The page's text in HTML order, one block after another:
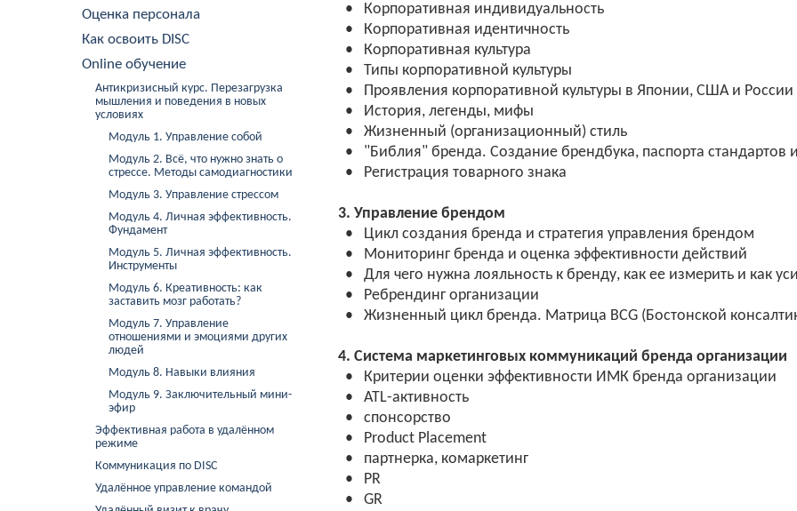
Оценка персонала
Как освоить DISC
Online обучение
Антикризисный курс. Перезагрузка
мышления и поведения в новых
условиях
Модуль 1. Управление собой
Модуль 2. Всё, что нужно знать о
стрессе. Методы самодиагностики
Модуль 3. Управление стрессом
Модуль 4. Личная эффективность.
Фундамент
Модуль 5. Личная эффективность.
Инструменты
Модуль 6. Креативность: как
заставить мозг работать?
Модуль 7. Управление
отношениями и эмоциями других
людей
Модуль 8. Навыки влияния
Модуль 9. Заключительный мини-
эфир
Эффективная работа в удалённом
режиме
Коммуникация по DISC
Удалённое управление командой
• Корпоративная индивидуальность
• Корпоративная идентичность
• Корпоративная культура
• Типы корпоративной культуры
• Проявления корпоративной культуры в Японии, США и России
• История, легенды, мифы
• Жизненный (организационный) стиль
• "Библия" бренда. Создание брендбука, паспорта стандартов
• Регистрация товарного знака
3. Управление брендом
• Цикл создания бренда и стратегия управления брендом
• Мониторинг бренда и оценка эффективности действий
• Для чего нужна лояльность к бренду, как ее измерить и как
• Ребрендинг организации
• Жизненный цикл бренда. Матрица BCG (Бостонской
4. Система маркетинговых коммуникаций бренда организации
• Критерии оценки эффективности ИМК бренда организации
• ATL-активность
• cпонсорство
• Product Placement
• партнерка, комаркетинг
• PR
• GR